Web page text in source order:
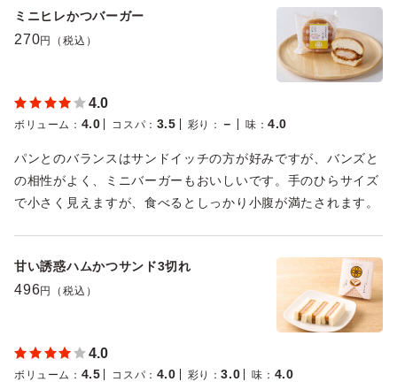
ミニヒレかつバーガー
270円（税込）
4.0
ボリューム ： 4.0 コスパ ： 3.5 彩り ： － 味 ：4.0
パンとのバランスはサンドイッチの方が好みですが、バンズと
の相性がよく、ミニバーガーもおいしいです。手のひらサイズ
で小さく見えますが、食べるとしっかり小腹が満たされます。
甘い誘惑ハムかつサンド3切れ
496円（税込）
4.0
ボリューム ： 4.5 コスパ ： 4.0 彩り ：3.0 味 ： 4.0